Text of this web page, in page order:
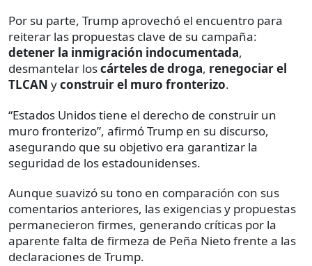
Por su parte, Trump aprovechó el encuentro para
reiterar las propuestas clave de su campaña:
detener la inmigración indocumentada,
desmantelar loscárteles de droga, renegociar el
TLCAN yconstruir el muro fronterizo.
“Estados Unidos tiene el derecho de construir un
muro fronterizo”, afirmó Trump en su discurso,
asegurando que su objetivo era garantizar la
seguridad de los estadounidenses.
Aunque suavizó su tono en comparación con sus
comentarios anteriores, las exigencias y propuestas
permanecieron firmes, generando críticas por la
aparente falta de firmeza de Peña Nieto frente a las
declaraciones de Trump.